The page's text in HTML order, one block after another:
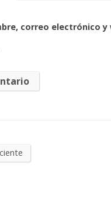
correo electrónico